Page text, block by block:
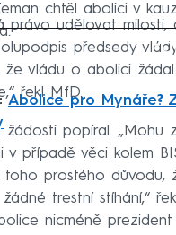
chtěl abolici v
právo udělovat
předsedy
že vládu o abolici
řekl MfD.
Abolice pro Mynáře?
žádosti popíral. „Mohu
v případě věci kolem
toho prostého důvodu,
trestní stíhání,“
nicméně